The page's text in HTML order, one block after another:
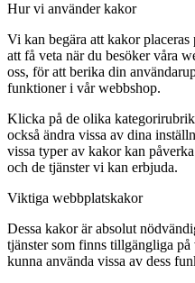
Hur vi använder kakor
Vi kan begära att kakor
att få veta när du besöker våra
oss, för att berika din
funktioner i vår webbshop.
Klicka på de olika
också ändra vissa av dina
vissa typer av kakor kan
och de tjänster vi kan erbjuda.
Viktiga webbplatskakor
Dessa kakor är absolut
tjänster som finns tillgängliga
kunna använda vissa av dess